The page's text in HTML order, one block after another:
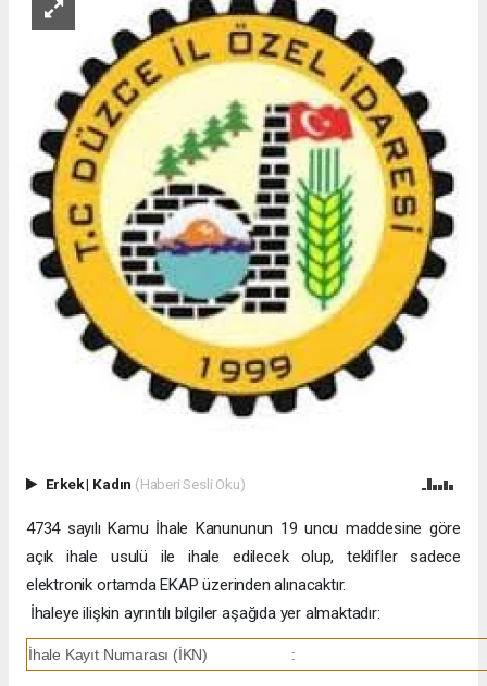
Erkek| Kadın (Haberi Sesli Oku)
4734 sayılı Kamu İhale Kanununun 19 uncu maddesine göre
açık ihale usulü ile ihale edilecek olup, teklifler sadece
elektronik ortamda EKAP üzerinden alınacaktır.
İhaleye ilişkin ayrıntılı bilgiler aşağıda yer almaktadır:
İhale Kayıt Numarası (İKN) :